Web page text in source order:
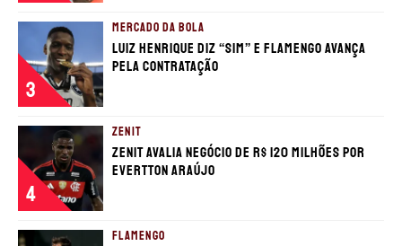
3
MERCADO DA BOLA
Luiz Henrique diz “sim” e Flamengo avança
pela contratação
4
ZENIT
Zenit avalia negócio de R$ 120 milhões por
Evertton Araújo
FLAMENGO